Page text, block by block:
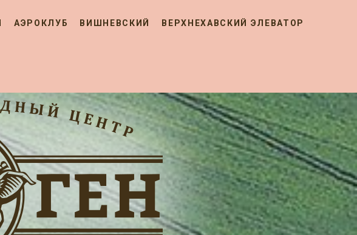
АЭРОКЛУБ ВИШНЕВСКИЙ ВЕРХНЕХАВСКИЙ ЭЛЕВАТОР